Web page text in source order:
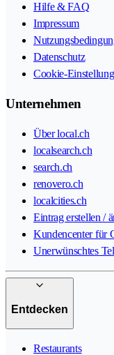
Hilfe & FAQ
Impressum
Datenschutz
Cookie-
Unternehmen
Über local.ch
localsearch.ch
search.ch
renovero.ch
localcities.ch
Eintrag erstellen /
Kundencenter für
Unerwünschtes
Entdecken
Restaurants